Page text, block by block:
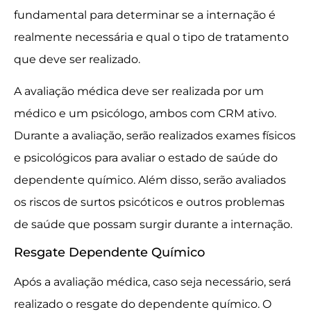
fundamental para determinar se a internação é
realmente necessária e qual o tipo de tratamento
que deve ser realizado.
A avaliação médica deve ser realizada por um
médico e um psicólogo, ambos com CRM ativo.
Durante a avaliação, serão realizados exames físicos
e psicológicos para avaliar o estado de saúde do
dependente químico. Além disso, serão avaliados
os riscos de surtos psicóticos e outros problemas
de saúde que possam surgir durante a internação.
Resgate Dependente Químico
Após a avaliação médica, caso seja necessário, será
realizado o resgate do dependente químico. O